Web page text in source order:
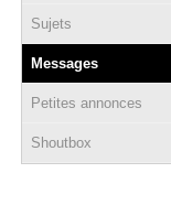
Sujets
Messages
Petites annonces
Shoutbox